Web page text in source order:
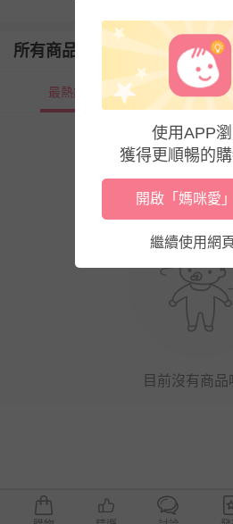
所有商品
最熱銷 新上市
目前沒有商品
使用APP
獲得更順暢的
開啟「媽咪愛
繼續使用網